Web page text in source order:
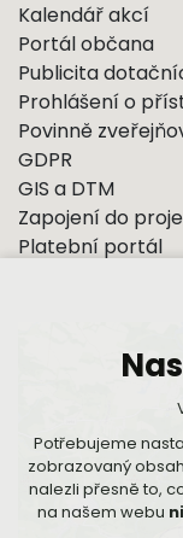
Kalendář akcí
Portál občana
Publicita
Prohlášení o
Povinně
GDPR
GIS a DTM
Zapojení do
Platební portál
Potřebujeme
zobrazovaný
nalezli přesně to,
na našem webu